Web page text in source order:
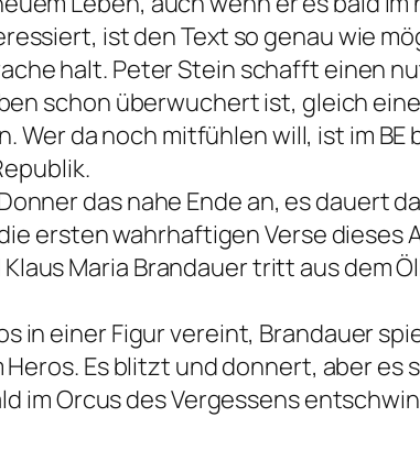
ist den Text so genau wie
halt. Peter Stein schafft einen
schon überwuchert ist, gleich
da noch mitfühlen will, ist im
das nahe Ende an, es dauert
ersten wahrhaftigen Verse dieses
Maria Brandauer tritt aus dem
in einer Figur vereint, Brandauer
Es blitzt und donnert, aber es
im Orcus des Vergessens